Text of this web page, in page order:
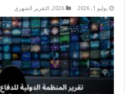
يوليو 1, 2026 2026
, التقرير الشهري